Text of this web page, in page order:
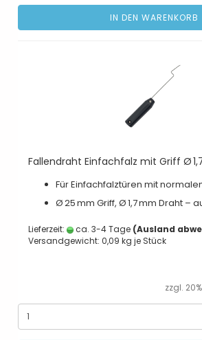
IN DEN WARENKORB
Fallendraht Einfachfalz mit Griff Ø
Für Einfachfalztüren mit
Ø 25 mm Griff, Ø 1,7 mm Draht –
Lieferzeit: ca. 3-4 Tage (Ausland
Versandgewicht:0,09 kg je Stück
zzgl.